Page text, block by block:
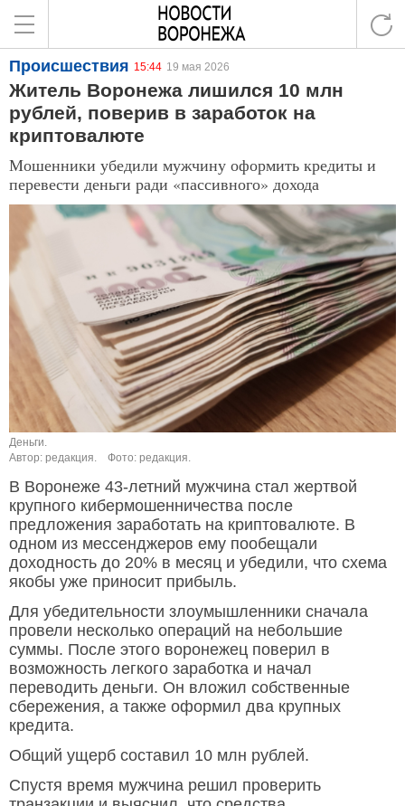
Происшествия 15:44 19 мая 2026
Житель Воронежа лишился 10 млн
рублей, поверив в заработок на
криптовалюте
Мошенники убедили мужчину оформить кредиты и
перевести деньги ради «пассивного» дохода
Деньги.
Автор: редакция.
Фото: редакция.
В Воронеже 43-летний мужчина стал жертвой
крупного кибермошенничества после
предложения заработать на криптовалюте. В
одном из мессенджеров ему пообещали
доходность до 20% в месяц и убедили, что схема
якобы уже приносит прибыль.
Для убедительности злоумышленники сначала
провели несколько операций на небольшие
суммы. После этого воронежец поверил в
возможность легкого заработка и начал
переводить деньги. Он вложил собственные
сбережения, а также оформил два крупных
кредита.
Общий ущерб составил 10 млн рублей.
Спустя время мужчина решил проверить